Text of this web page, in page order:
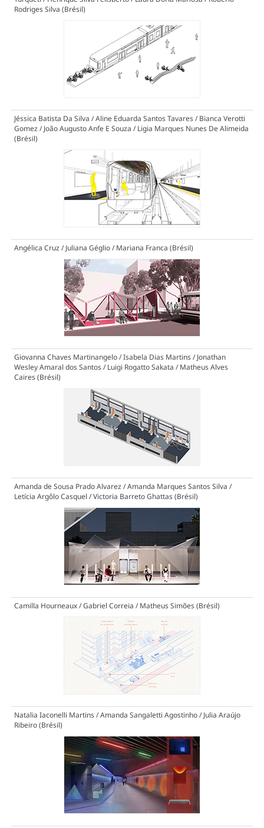
Rodriges Silva (Brésil)
Jéssica Batista Da Silva / Aline Eduarda Santos Tavares / Bianca Verotti
Gomez / João Augusto Anfe E Souza / Ligia Marques Nunes De Alimeida
(Brésil)
Angélica Cruz / Juliana Géglio / Mariana Franca (Brésil)
Giovanna Chaves Martinangelo / Isabela Dias Martins / Jonathan
Wesley Amaral dos Santos / Luigi Rogatto Sakata / Matheus Alves
Caires (Brésil)
Amanda de Sousa Prado Alvarez / Amanda Marques Santos Silva /
Letícia Argôlo Casquel / Victoria Barreto Ghattas (Brésil)
Camilla Hourneaux / Gabriel Correia / Matheus Simões (Brésil)
Natalia Iaconelli Martins / Amanda Sangaletti Agostinho / Julia Araújo
Ribeiro (Brésil)